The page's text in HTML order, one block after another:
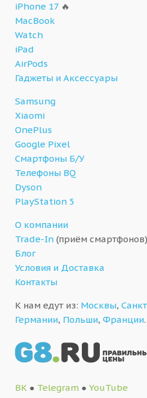
iPhone 17 🔥
MacBook
Watch
iPad
AirPods
Гаджеты и Аксессуары
Samsung
Xiaomi
OnePlus
Google Pixel
Смартфоны Б/У
Телефоны BQ
Dyson
PlayStation 5
О компании
Trade-In (приём смартфонов)
Блог
Условия и Доставка
Контакты
К нам едут из: Москвы,
Германии, Польши, Франции
ВК ● Telegram ● YouTube